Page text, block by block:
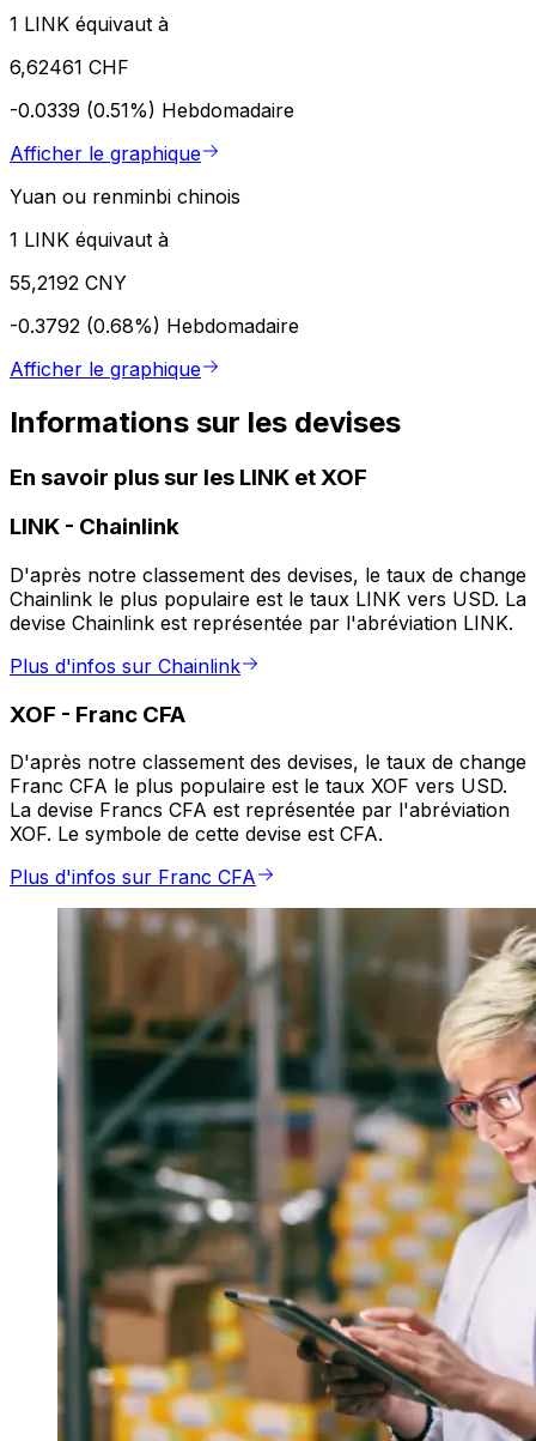
1 LINK équivaut à
6,62461 CHF
-0.0339 (0.51%) Hebdomadaire
Afficher le graphique
Yuan ou renminbi chinois
1 LINK équivaut à
55,2192 CNY
-0.3792 (0.68%) Hebdomadaire
Afficher le graphique
Informations sur les devises
En savoir plus sur les LINK et XOF
LINK - Chainlink
D'après notre classement des devises, le taux de change
Chainlink le plus populaire est le taux LINK vers USD. La
devise Chainlink est représentée par l'abréviation LINK.
Plus d'infos sur Chainlink
XOF - Franc CFA
D'après notre classement des devises, le taux de change
Franc CFA le plus populaire est le taux XOF vers USD.
La devise Francs CFA est représentée par l'abréviation
XOF. Le symbole de cette devise est CFA.
Plus d'infos sur Franc CFA